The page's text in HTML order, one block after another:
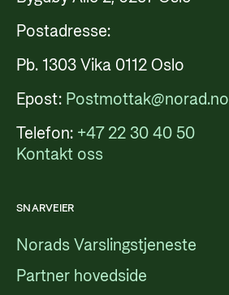
Postadresse:
Pb. 1303 Vika 0112 Oslo
Epost: Postmottak@norad.no
Telefon: +47 22 30 40 50
Kontakt oss
SNARVEIER
Norads Varslingstjeneste
Partner hovedside